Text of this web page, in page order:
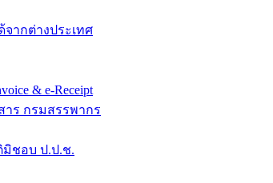
ากต่างประเทศ
& e-Receipt
าร กรมสรรพากร
มิชอบ ป.ป.ช.